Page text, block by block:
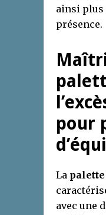
ainsi plus
présence.
pour
La
avec une